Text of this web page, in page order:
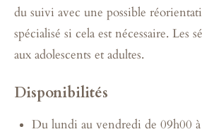
du suivi avec une possible
spécialisé si cela est nécessaire. Les
aux adolescents et adultes.
Disponibilités
Du lundi au vendredi de 09h00